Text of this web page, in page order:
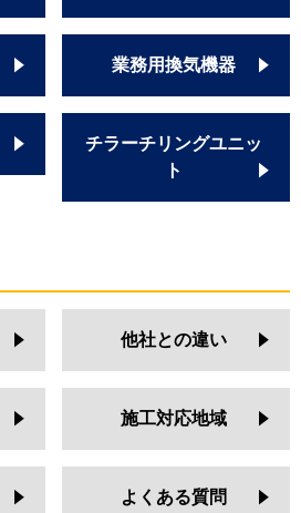
業務用換気機器
チラーチリングユニッ
ト
他社との違い
施工対応地域
よくある質問